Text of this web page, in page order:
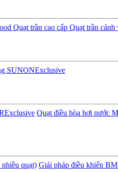
Quạt trần cao cấp Quạt trần cánh
SUNONExclusive
Exclusive Quạt điều hòa hơi nước
quạt) Giải pháp điều khiển